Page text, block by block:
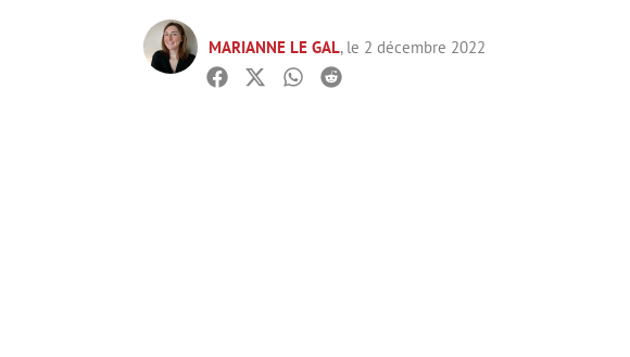
MARIANNE LE GAL, le 2 décembre 2022
Facebook
TwitterWhatsapp
Reddit